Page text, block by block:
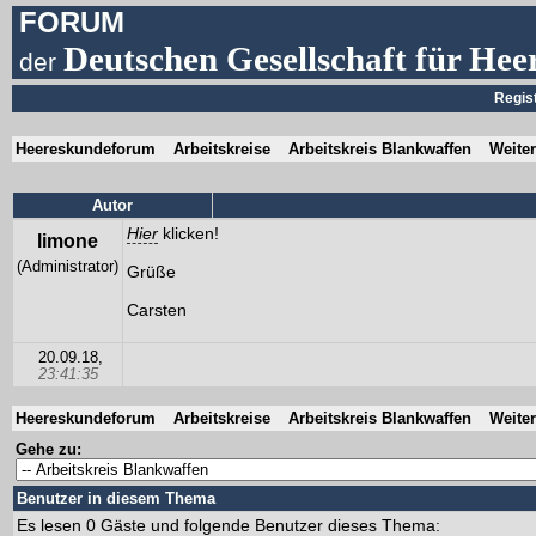
FORUM
derDeutschen Gesellschaft für
Heereskundeforum Arbeitskreise Arbeitskreis Blankwaffen
Autor
limone
(Administrator)
Hier klicken!
Grüße
Carsten
20.09.18,
23:41:35
Heereskundeforum Arbeitskreise Arbeitskreis Blankwaffen
Gehe zu:
Benutzer in diesem Thema
Es lesen 0 Gäste und folgende Benutzer dieses Thema: